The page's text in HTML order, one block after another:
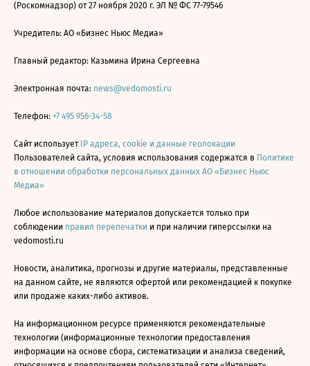
(Роскомнадзор) от 27 ноября 2020 г. ЭЛ № ФС 77-79546
Учредитель: АО «Бизнес Ньюс Медиа»
Главный редактор: Казьмина Ирина Сергеевна
Электронная почта: news@vedomosti.ru
Телефон: +7 495 956-34-58
Сайт использует IP адреса, cookie и данные геолокации
Пользователей сайта, условия использования содержатся в Политике
в отношении обработки персональных данных АО «Бизнес Ньюс
Медиа»
Любое использование материалов допускается только при
соблюдении правил перепечатки и при наличии гиперссылки на
vedomosti.ru
Новости, аналитика, прогнозы и другие материалы, представленные
на данном сайте, не являются офертой или рекомендацией к покупке
или продаже каких-либо активов.
На информационном ресурсе применяются рекомендательные
технологии (информационные технологии предоставления
информации на основе сбора, систематизации и анализа сведений,